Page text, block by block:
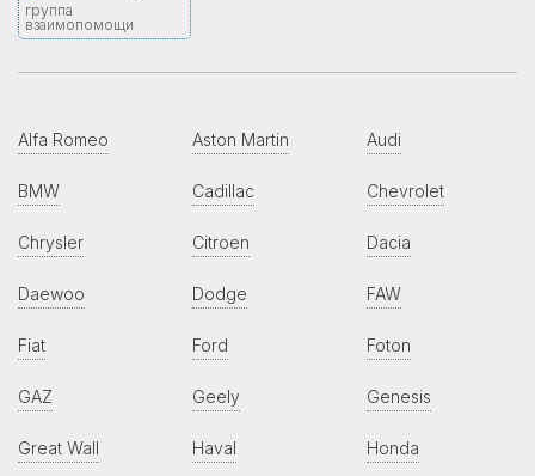
группа
взаимопомощи
Alfa Romeo Aston Martin Audi
BMW Cadillac Chevrolet
Chrysler Citroen Dacia
Daewoo Dodge FAW
Fiat Ford Foton
GAZ Geely Genesis
Great Wall Haval Honda